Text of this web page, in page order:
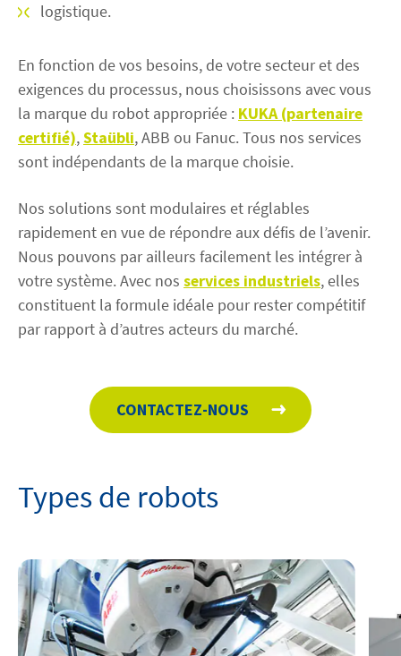
logistique.
En fonction de vos besoins, de votre secteur et des
exigences du processus, nous choisissons avec vous
la marque du robot appropriée : KUKA (partenaire
certifié),Staübli, ABB ou Fanuc. Tous nos services
sont indépendants de la marque choisie.
Nos solutions sont modulaires et réglables
rapidement en vue de répondre aux défis de l’avenir.
Nous pouvons par ailleurs facilement les intégrer à
votre système. Avec nos services industriels, elles
constituent la formule idéale pour rester compétitif
par rapport à d’autres acteurs du marché.
CONTACTEZ-NOUS
Types de robots